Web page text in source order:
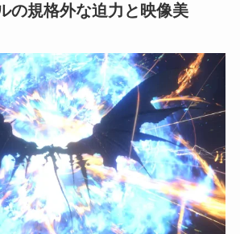
の規格外な迫力と映像美